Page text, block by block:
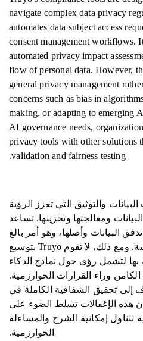
navigate complex data privacy
automates data subject access
consent management workflows.
automated privacy impact
flow of personal data. However,
general privacy management
concerns such as bias in
making, or adapting to emerging
AI governance needs,
privacy tools with other solutions
validation and fairness testing.
والتوثيق التي تعزز الرؤية
ومعالجتها وتخزينها. تساعد
البيانات وأصلها، وهو أمر بالغ
الأهمية للامتثال للخصوصية. ومع ذلك، لا تقوم Truyo بتوسيع
بها لتشمل رؤى حول نماذج الذكاء
وراء القرارات الخوارزمية.
إلى تحقيق الشفافية الكاملة في
هذه الإغفالات تسلط الضوء على
تتناول إمكانية الشرح والمساءلة
الخوارزمية.